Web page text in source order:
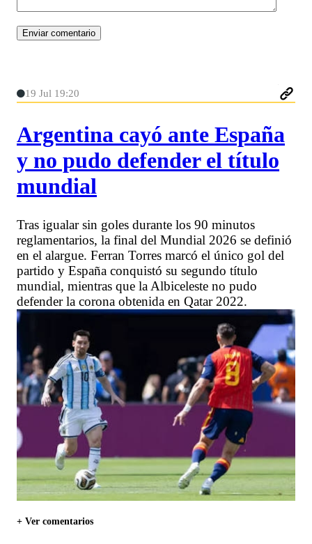
19 Jul 19:20
Argentina cayó ante España
y no pudo defender el título
mundial
Tras igualar sin goles durante los 90 minutos
reglamentarios, la final del Mundial 2026 se definió
en el alargue. Ferran Torres marcó el único gol del
partido y España conquistó su segundo título
mundial, mientras que la Albiceleste no pudo
defender la corona obtenida en Qatar 2022.
+ Ver comentarios